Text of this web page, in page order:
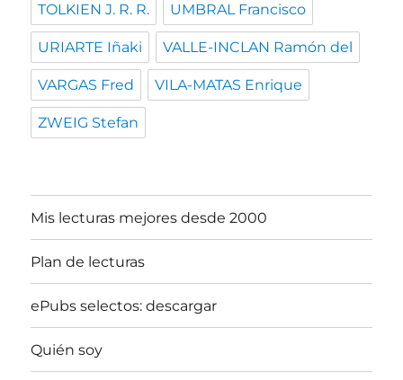
TOLKIEN J. R. R. UMBRAL Francisco
URIARTE Iñaki VALLE-INCLAN Ramón del
VARGAS Fred VILA-MATAS Enrique
ZWEIG Stefan
Mis lecturas mejores desde 2000
Plan de lecturas
ePubs selectos: descargar
Quién soy